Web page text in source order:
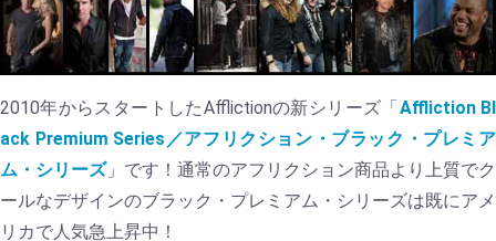
2010年からスタートしたAfflictionの新シリーズ「Affliction Bl
ack Premium Series／アフリクション・ブラック・プレミア
ム・シリーズ」です！通常のアフリクション商品より上質でク
ールなデザインのブラック・プレミアム・シリーズは既にアメ
リカで人気急上昇中！